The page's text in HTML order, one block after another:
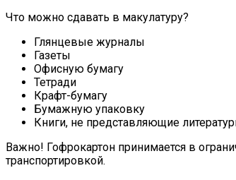
Что можно сдавать в макулатуру?
Глянцевые журналы
Газеты
Офисную бумагу
Тетради
Крафт-бумагу
Бумажную упаковку
Книги, не представляющие
Важно! Гофрокартон принимается в
транспортировкой.